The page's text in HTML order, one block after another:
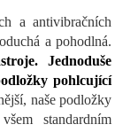
a antivibračních
a pohodlná.
Jednoduše
pohlcující
naše podložky
standardním